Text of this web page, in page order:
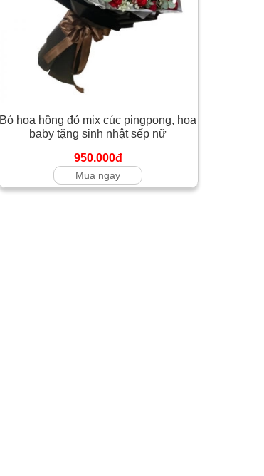
Bó hoa hồng đỏ mix cúc pingpong, hoa
baby tặng sinh nhật sếp nữ
950.000đ
Mua ngay